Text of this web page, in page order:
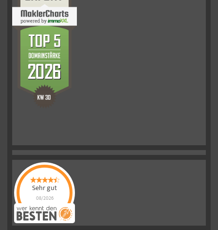
Sehr gut
08/2026
Schelkmann
Immobilienhat